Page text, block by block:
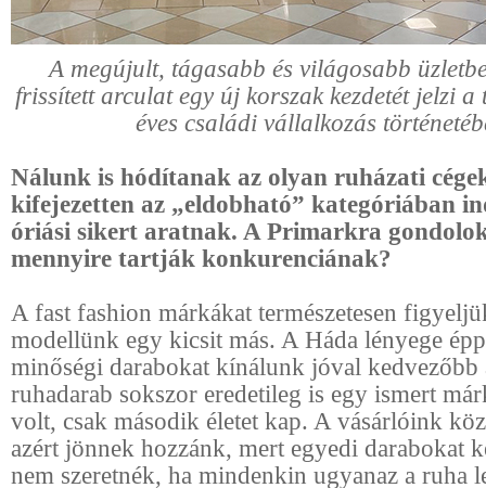
A megújult, tágasabb és világosabb
frissített arculat egy új korszak kezdetét jelzi
éves családi vállalkozás
Nálunk is hódítanak az olyan ruházati
kifejezetten az „eldobható” kategóriában
óriási sikert aratnak. A Primarkra
mennyire tartják konkurenciának?
A fast fashion márkákat természetesen
modellünk egy kicsit más. A Háda lényege
minőségi darabokat kínálunk jóval
ruhadarab sokszor eredetileg is egy ismert
volt, csak második életet kap. A vásárlóink
azért jönnek hozzánk, mert egyedi darabokat
nem szeretnék, ha mindenkin ugyanaz a ruha